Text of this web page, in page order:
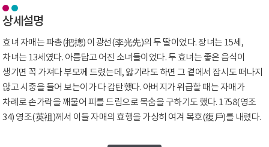
상세설명
효녀 자매는 파총(把摠) 이광선(李光先)의 두 딸이었다. 장녀는 15세,
차녀는 13세였다. 아름답고 어진 소녀들이었다. 두 효녀는 좋은 음식이
생기면 꼭 가져다 부모께 드렸는데, 앓기라도 하면 그 곁에서 잠시도 떠나지
않고 시중을 들어 보는이가 다 감탄했다. 아버지가 위급할 때는 자매가
차례로 손가락을 깨물어 피를 드림으로 목숨을 구하기도 했다. 1758(영조
34) 영조(英祖)께서 이들 자매의 효행을 가상히 여겨 복호(復戶)를 내렸다.